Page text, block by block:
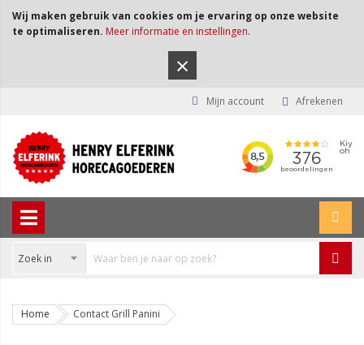
Wij maken gebruik van cookies om je ervaring op onze website
te optimaliseren. Meer informatie en instellingen.
×
Mijn account Afrekenen
Home Contact Grill Panini